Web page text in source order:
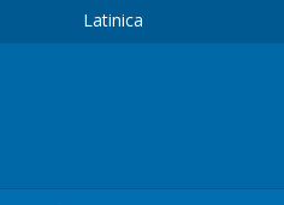
Latinica